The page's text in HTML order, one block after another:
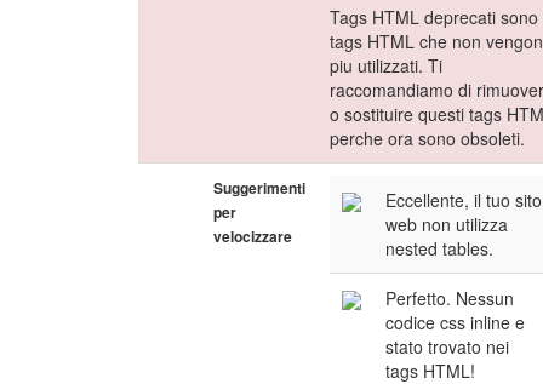
Tags HTML deprecati sono
tags HTML che non
piu utilizzati. Ti
raccomandiamo di
o sostituire questi tags
perche ora sono obsoleti.
Suggerimenti
per
velocizzare
Eccellente, il tuo sito
web non utilizza
nested tables.
Perfetto. Nessun
codice css inline e
stato trovato nei
tags HTML!